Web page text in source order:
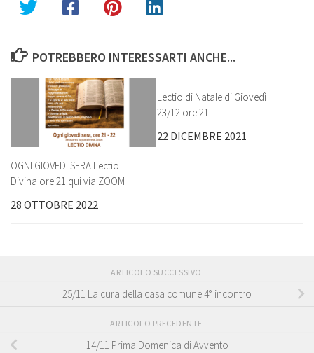
POTREBBERO INTERESSARTI ANCHE...
OGNI GIOVEDI SERA Lectio
Divina ore 21 qui via ZOOM
28 OTTOBRE 2022
Lectio di Natale di Giovedì
23/12 ore 21
22 DICEMBRE 2021
ARTICOLO SUCCESSIVO
25/11 La cura della casa comune 4° incontro
ARTICOLO PRECEDENTE
14/11 Prima Domenica di Avvento